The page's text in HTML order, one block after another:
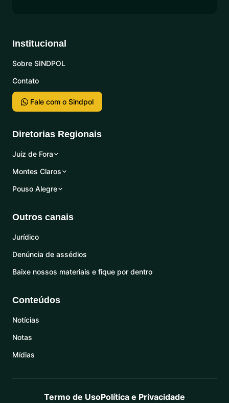
Institucional
Sobre SINDPOL
Contato
Fale com o Sindpol
Diretorias Regionais
Juiz de Fora
Montes Claros
Pouso Alegre
Outros canais
Jurídico
Denúncia de assédios
Baixe nossos materiais e fique por dentro
Conteúdos
Notícias
Notas
Mídias
Termo de UsoPolítica e Privacidade